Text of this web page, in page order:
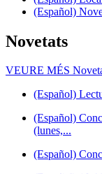
(Español)
Novetats
VEURE MÉS
(Español)
(Español)
(lunes,...
(Español)